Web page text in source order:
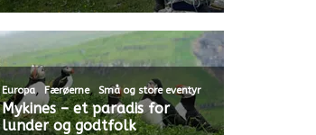
Europa,Færøerne, Små og store eventyr
Mykines – et paradis for
lunder og godtfolk